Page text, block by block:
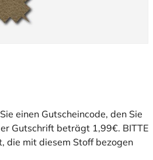
einen Gutscheincode, den Sie
Gutschrift beträgt 1,99€. BITTE
die mit diesem Stoff bezogen